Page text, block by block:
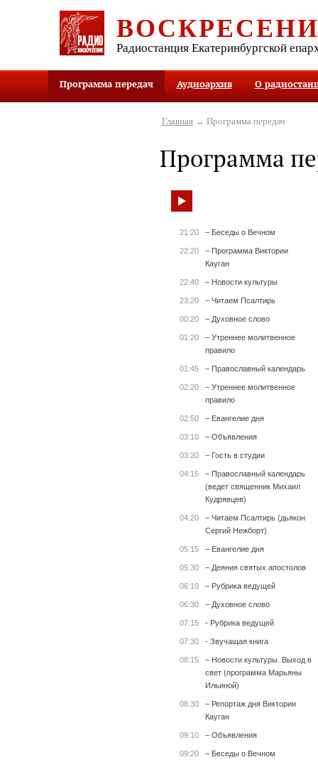
Радиостанция Екатеринбургской
Программа передач Аудиоархив О
Главная→ Программа передач
Программа
21:20 – Беседы о Вечном
22:20
– Программа Виктории
Кауган
22:40 – Новости культуры
23:20 – Читаем Псалтирь
00:20 – Духовное слово
01:20
– Утреннее молитвенное
правило
01:45 – Православный календарь
02:20
– Утреннее молитвенное
правило
02:50 – Евангелие дня
03:10 – Объявления
03:20 – Гость в студии
04:15
– Православный календарь
(ведет священник Михаил
Кудрявцев)
04:20
– Читаем Псалтирь (дьякон
Сергий Нежборт)
05:15 – Евангелие дня
05:30 – Деяния святых апостолов
06:10 – Рубрика ведущей
06:30 – Духовное слово
07:15 - Рубрика ведущей
07:30 - Звучащая книга
08:15
– Новости культуры. Выход в
свет (программа Марьяны
Ильиной)
08:30
– Репортаж дня Виктории
Кауган
09:10 – Объявления
09:20 – Беседы о Вечном